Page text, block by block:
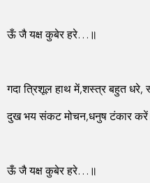
ऊँ जै यक्ष कुबेर हरे…॥
गदा त्रिशूल हाथ में,शस्त्र बहुत धरे,
दुख भय संकट मोचन,धनुष टंकार
ऊँ जै यक्ष कुबेर हरे…॥